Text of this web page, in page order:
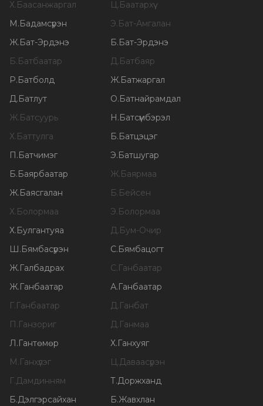
Х.Баасанжаргал Ц.Баатархүү
М.Бадамсүрэн Э.Бат-Амгалан
Ж.Бат-Эрдэнэ Б.Бат-Эрдэнэ
Б.Батбаатар Д.Батбаяр
Р.Батболд Ж.Батжаргал
Д.Батлут О.Батнайрамдал
Ж.Батсуурь Н.Батсүмбэрэл
Х.Баттулга Б.Батцэцэг
П.Батчимэг Э.Батшугар
Б.Баярбаатар Ж.Баярмаа
Ж.Баясгалан Б.Бейсен
Х.Болормаа Э.Болормаа
Х.Булгантуяа Д.Бум-Очир
Ш.Бямбасүрэн С.Бямбацогт
Ж.Галбадрах С.Ганбаатар
Ж.Ганбаатар А.Ганбаатар
Г.Ганбаатар Д.Ганбат
П.Ганзориг Д.Ганмаа
Л.Гантөмөр Х.Ганхуяг
М.Ганхүлэг Ц.Даваасүрэн
Г.Дамдинням Т.Доржханд
Б.Дэлгэрсайхан Б.Жавхлан